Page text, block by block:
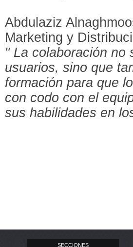
Abdulaziz
Marketing y
" La colaboración no
usuarios, sino que
formación para que
con codo con el
sus habilidades en
SECCIONES